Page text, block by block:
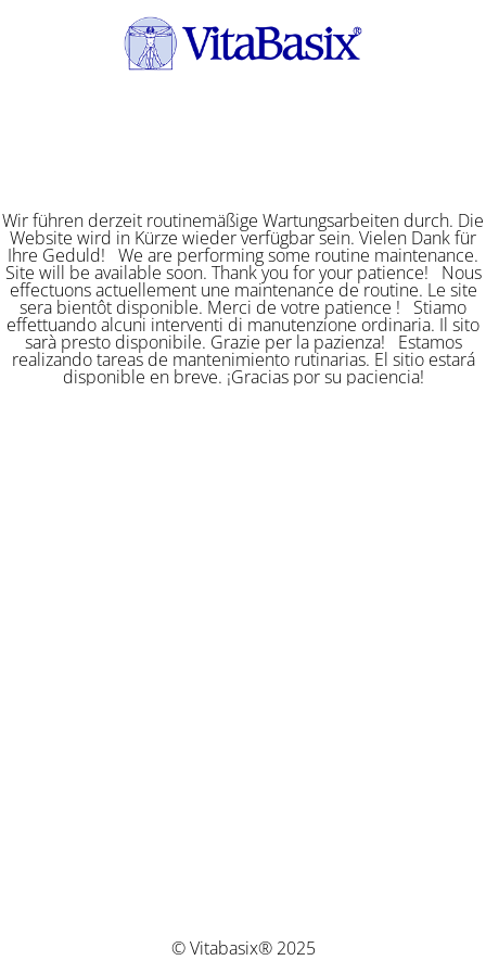
Wir führen derzeit routinemäßige Wartungsarbeiten durch. Die
Website wird in Kürze wieder verfügbar sein. Vielen Dank für
Ihre Geduld! We are performing some routine maintenance.
Site will be available soon. Thank you for your patience! Nous
effectuons actuellement une maintenance de routine. Le site
sera bientôt disponible. Merci de votre patience ! Stiamo
effettuando alcuni interventi di manutenzione ordinaria. Il sito
sarà presto disponibile. Grazie per la pazienza! Estamos
realizando tareas de mantenimiento rutinarias. El sitio estará
disponible en breve. ¡Gracias por su paciencia!
© Vitabasix® 2025